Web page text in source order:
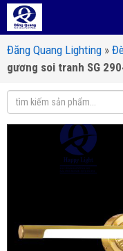
Đăng Quang Lighting »
gương soi tranh SG